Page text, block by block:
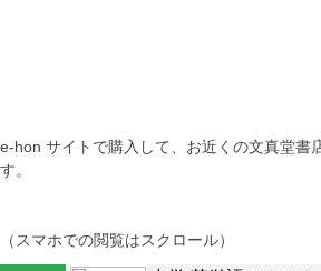
e-hon サイトで購入して、お近くの文真堂書
す。
（スマホでの閲覧はスクロール）